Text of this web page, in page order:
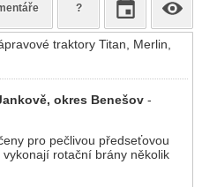
?
traktory Titan, Merlin,
okres Benešov -
pro pečlivou předseťovou
rotační brány několik